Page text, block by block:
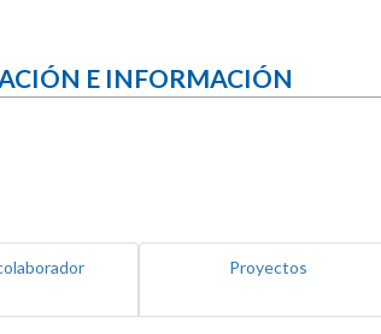
E INFORMACIÓN
Proyectos